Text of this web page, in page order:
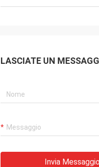
LASCIATE UN
Invia Messaggio